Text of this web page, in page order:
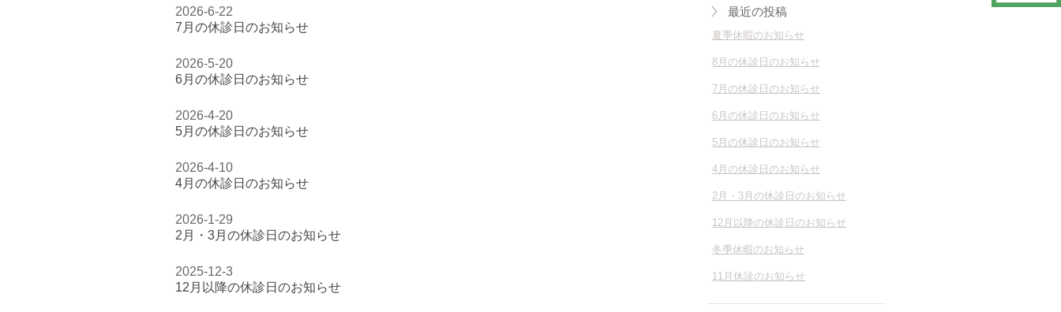
2026-6-22
7月の休診日のお知らせ
2026-5-20
6月の休診日のお知らせ
2026-4-20
5月の休診日のお知らせ
2026-4-10
4月の休診日のお知らせ
2026-1-29
2月・3月の休診日のお知らせ
2025-12-3
12月以降の休診日のお知らせ
最近の投稿
夏季休暇のお知らせ
8月の休診日のお知らせ
7月の休診日のお知らせ
6月の休診日のお知らせ
5月の休診日のお知らせ
4月の休診日のお知らせ
2月・3月の休診日のお知らせ
12月以降の休診日のお知らせ
冬季休暇のお知らせ
11月休診のお知らせ